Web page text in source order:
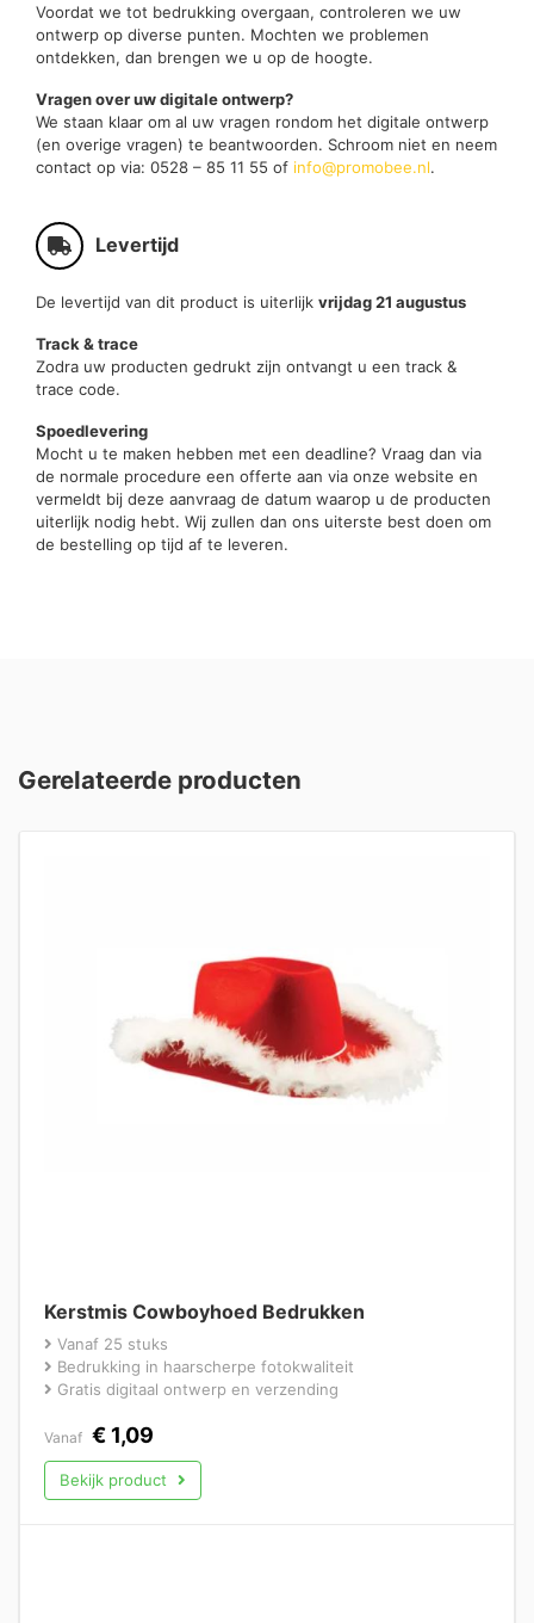
Voordat we tot bedrukking overgaan, controleren we uw
ontwerp op diverse punten. Mochten we problemen
ontdekken, dan brengen we u op de hoogte.
Vragen over uw digitale ontwerp?
We staan klaar om al uw vragen rondom het digitale ontwerp
(en overige vragen) te beantwoorden. Schroom niet en neem
contact op via: 0528 – 85 11 55 of info@promobee.nl.
Levertijd
De levertijd van dit product is uiterlijk vrijdag 21 augustus
Track & trace
Zodra uw producten gedrukt zijn ontvangt u een track &
trace code.
Spoedlevering
Mocht u te maken hebben met een deadline? Vraag dan via
de normale procedure een offerte aan via onze website en
vermeldt bij deze aanvraag de datum waarop u de producten
uiterlijk nodig hebt. Wij zullen dan ons uiterste best doen om
de bestelling op tijd af te leveren.
Gerelateerde producten
Kerstmis Cowboyhoed Bedrukken
Vanaf 25 stuks
Bedrukking in haarscherpe fotokwaliteit
Gratis digitaal ontwerp en verzending
Vanaf € 1,09
Bekijk product